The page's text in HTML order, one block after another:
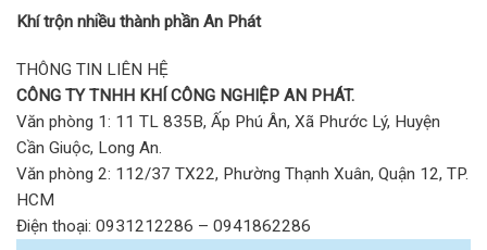
Khí trộn nhiều thành phần An Phát
THÔNG TIN LIÊN HỆ
CÔNG TY TNHH KHÍ CÔNG NGHIỆP AN PHÁT.
Văn phòng 1: 11 TL 835B, Ấp Phú Ân, Xã Phước Lý, Huyện
Cần Giuộc, Long An.
Văn phòng 2: 112/37 TX22, Phường Thạnh Xuân, Quận 12, TP.
HCM
Điện thoại: 0931212286 – 0941862286